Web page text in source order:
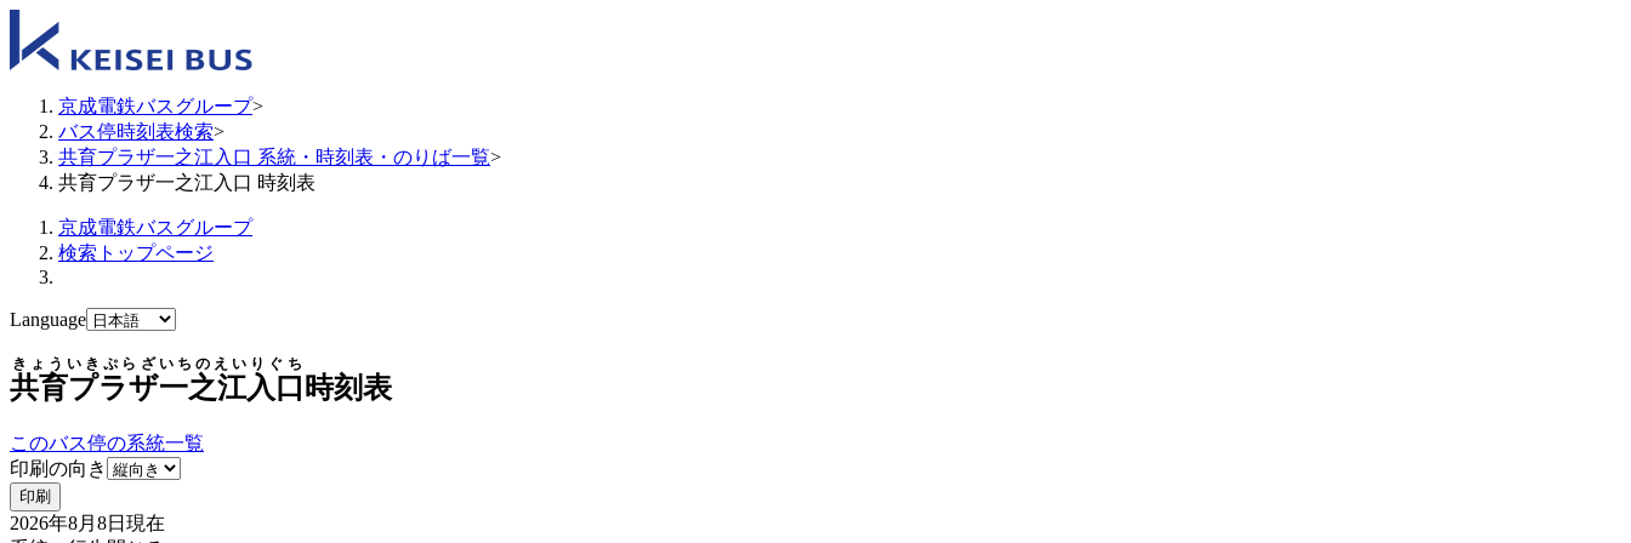
京成電鉄バスグループ>
バス停時刻表検索>
共育プラザ一之江入口 系統・時刻表・のりば一覧>
共育プラザ一之江入口 時刻表
京成電鉄バスグループ
検索トップページ
Language
共育プラザ一之江入口
きょういきぷらざいちのえいりぐち
時刻表
このバス停の系統一覧
印刷の向き
印刷
2026年8月8日 現在